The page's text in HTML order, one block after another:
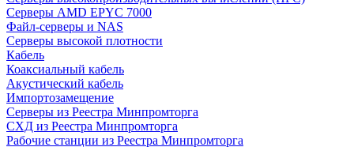
Серверы AMD EPYC 7000
Файл-серверы и NAS
Серверы высокой плотности
Кабель
Коаксиальный кабель
Акустический кабель
Импортозамещение
Серверы из Реестра Минпромторга
СХД из Реестра Минпромторга
Рабочие станции из Реестра Минпромторга